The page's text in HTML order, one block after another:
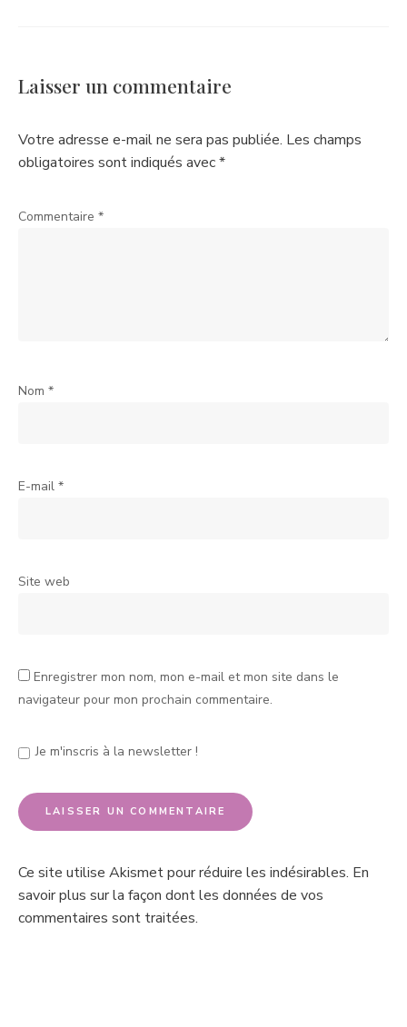
Laisser un commentaire
Votre adresse e-mail ne sera pas publiée. Les champs
obligatoires sont indiqués avec*
Commentaire *
Nom *
E-mail *
Site web
Enregistrer mon nom, mon e-mail et mon site dans le
navigateur pour mon prochain commentaire.
Je m'inscris à la newsletter !
Ce site utilise Akismet pour réduire les indésirables. En
savoir plus sur la façon dont les données de vos
commentaires sont traitées.